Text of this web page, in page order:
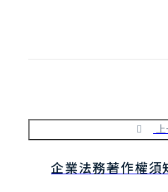
企業法務著作權須